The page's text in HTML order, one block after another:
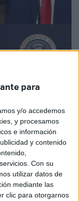
para
y/o accedemos
y procesamos
e información
y contenido
Con su
utilizar datos de
mediante las
clic para otorgarnos
Verde de
publicado por
ha tenido sus
ciudades
sino por el
comunicación